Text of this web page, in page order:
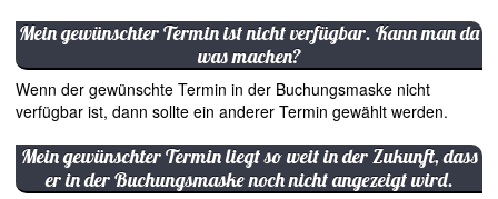
Mein gewünschter Termin ist nicht verfügbar. Kann man da
was machen?
Wenn der gewünschte Termin in der Buchungsmaske nicht
verfügbar ist, dann sollte ein anderer Termin gewählt werden.
Mein gewünschter Termin liegt so weit in der Zukunft, dass
er in der Buchungsmaske noch nicht angezeigt wird.